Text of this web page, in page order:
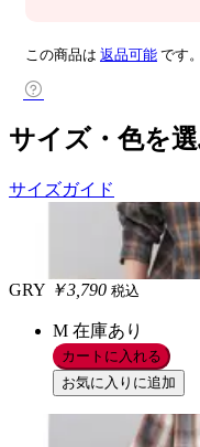
この商品は 返品可能 です。
サイズ・色を
サイズガイド
GRY ￥3,790 税込
M 在庫あり
カートに入れる
お気に入りに追加